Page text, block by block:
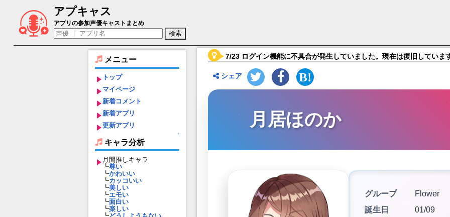
アプキャス
月居ほのか（声優：緒方佑奈)【CUE! -See You Everyday-】キャラ紹介
アプリの参加声優キャストまとめ
メニュー
トップ
マイページ
新着コメント
新着アプリ
更新アプリ
↑
キャラ分析
月間推しキャラ
┗尊い
┗かわいい
┗カッコいい
┗美しい
┗エモい
┗面白い
┗楽しい
7/23 ログイン機能に不具合が発生していました。現在は復旧していま
シェア
月居ほのか
グループ
Flower
誕生日
01/09